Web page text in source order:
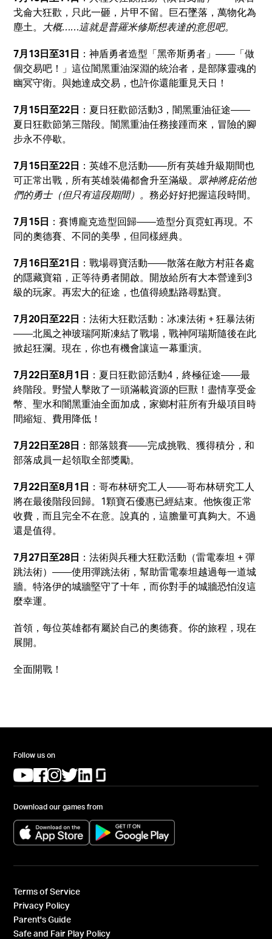
戈侖大狂歡，只此一砸，片甲不留。巨石墜落，萬物化為
塵土。
大概……這就是普羅米修斯想表達的意思吧。
7月13日至31日 ：神盾勇者造型「黑帝斯勇者」——「做
個交易吧！」這位闇黑重油深淵的統治者，是部隊靈魂的
幽冥守衛。與她達成交易，也許你還能重見天日！
7月15日至22日 ：夏日狂歡節活動3，闇黑重油征途——
夏日狂歡節第三階段。闇黑重油任務接踵而來，冒險的腳
步永不停歇。
7月15日至22日 ：英雄不息活動——所有英雄升級期間也
可正常出戰，所有英雄裝備都會升至滿級。 眾神將庇佑他
們的勇士（但只有這段期間）。務必好好把握這段時間。
7月15日 ：賽博龐克造型回歸——造型分頁霓虹再現。不
同的奧德賽、不同的美學，但同樣經典。
7月16日至21日 ：戰場尋寶活動——散落在敵方村莊各處
的隱藏寶箱，正等待勇者開啟。開放給所有大本營達到3
級的玩家。再宏大的征途，也值得繞點路尋點寶。
7月20日至22日 ：法術大狂歡活動：冰凍法術 + 狂暴法術
——北風之神玻瑞阿斯凍結了戰場，戰神阿瑞斯隨後在此
掀起狂瀾。現在，你也有機會讓這一幕重演。
7月22日至8月1日 ：夏日狂歡節活動4，終極征途——最
終階段。野蠻人擊敗了一頭滿載資源的巨獸！盡情享受金
幣、聖水和闇黑重油全面加成，家鄉村莊所有升級項目時
間縮短、費用降低！
7月22日至28日 ：部落競賽——完成挑戰、獲得積分，和
部落成員一起領取全部獎勵。
7月22日至8月1日 ：哥布林研究工人——哥布林研究工人
將在最後階段回歸。1顆寶石優惠已經結束。他恢復正常
收費，而且完全不在意。說真的，這膽量可真夠大。不過
還是值得。
7月27日至28日 ：法術與兵種大狂歡活動（雷電泰坦 + 彈
跳法術）——使用彈跳法術，幫助雷電泰坦越過每一道城
牆。特洛伊的城牆堅守了十年，而你對手的城牆恐怕沒這
麼幸運。
首領，每位英雄都有屬於自己的奧德賽。你的旅程，現在
展開。
全面開戰！
Follow us on
(opens in a new tab)
(opens in a new tab)
(opens in a new tab)
(opens in a new tab)
(opens in a new tab)
Download our games from
(opens in a new tab) (opens in a new tab)
Terms of Service
Privacy Policy
Parent's Guide
Safe and Fair Play Policy